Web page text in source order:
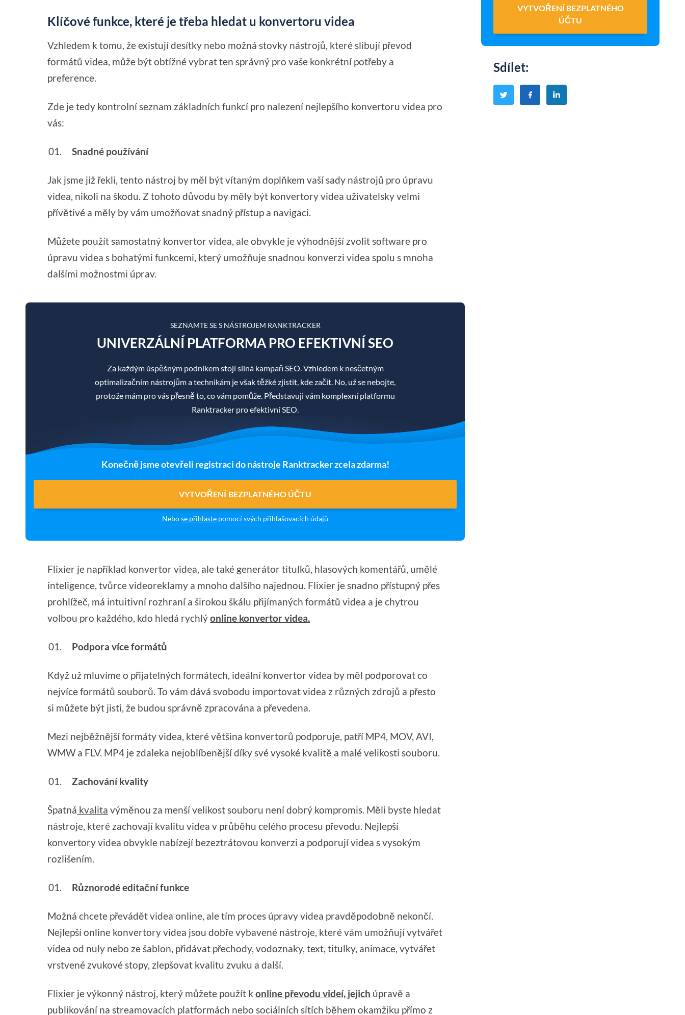
Klíčové funkce, které je třeba hledat u konvertoru videa
Vzhledem k tomu, že existují desítky nebo možná stovky nástrojů, které slibují převod
formátů videa, může být obtížné vybrat ten správný pro vaše konkrétní potřeby a
preference.
Zde je tedy kontrolní seznam základních funkcí pro nalezení nejlepšího konvertoru videa pro
vás:
Snadné používání
Jak jsme již řekli, tento nástroj by měl být vítaným doplňkem vaší sady nástrojů pro úpravu
videa, nikoli na škodu. Z tohoto důvodu by měly být konvertory videa uživatelsky velmi
přívětivé a měly by vám umožňovat snadný přístup a navigaci.
Můžete použít samostatný konvertor videa, ale obvykle je výhodnější zvolit software pro
úpravu videa s bohatými funkcemi, který umožňuje snadnou konverzi videa spolu s mnoha
dalšími možnostmi úprav.
SEZNAMTE SE S NÁSTROJEM RANKTRACKER
UNIVERZÁLNÍ PLATFORMA PRO EFEKTIVNÍ SEO
Za každým úspěšným podnikem stojí silná kampaň SEO. Vzhledem k nesčetným
optimalizačním nástrojům a technikám je však těžké zjistit, kde začít. No, už se nebojte,
protože mám pro vás přesně to, co vám pomůže. Představuji vám komplexní platformu
Ranktracker pro efektivní SEO.
Konečně jsme otevřeli registraci do nástroje Ranktracker zcela zdarma!
VYTVOŘENÍ BEZPLATNÉHO ÚČTU
Nebose přihlaste pomocí svých přihlašovacích údajů
Flixier je například konvertor videa, ale také generátor titulků, hlasových komentářů, umělé
inteligence, tvůrce videoreklamy a mnoho dalšího najednou. Flixier je snadno přístupný přes
prohlížeč, má intuitivní rozhraní a širokou škálu přijímaných formátů videa a je chytrou
volbou pro každého, kdo hledá rychlýonline konvertor videa.
Podpora více formátů
Když už mluvíme o přijatelných formátech, ideální konvertor videa by měl podporovat co
nejvíce formátů souborů. To vám dává svobodu importovat videa z různých zdrojů a přesto
si můžete být jisti, že budou správně zpracována a převedena.
Mezi nejběžnější formáty videa, které většina konvertorů podporuje, patří MP4, MOV, AVI,
WMW a FLV. MP4 je zdaleka nejoblíbenější díky své vysoké kvalitě a malé velikosti souboru.
Zachování kvality
Špatná kvalita výměnou za menší velikost souboru není dobrý kompromis. Měli byste hledat
nástroje, které zachovají kvalitu videa v průběhu celého procesu převodu. Nejlepší
konvertory videa obvykle nabízejí bezeztrátovou konverzi a podporují videa s vysokým
rozlišením.
Různorodé editační funkce
Možná chcete převádět videa online, ale tím proces úpravy videa pravděpodobně nekončí.
Nejlepší online konvertory videa jsou dobře vybavené nástroje, které vám umožňují vytvářet
videa od nuly nebo ze šablon, přidávat přechody, vodoznaky, text, titulky, animace, vytvářet
vrstvené zvukové stopy, zlepšovat kvalitu zvuku a další.
Flixier je výkonný nástroj, který můžete použít konline převodu videí, jejich úpravě a
publikování na streamovacích platformách nebo sociálních sítích během okamžiku přímo z
VYTVOŘENÍ BEZPLATNÉHO
ÚČTU
Sdílet: